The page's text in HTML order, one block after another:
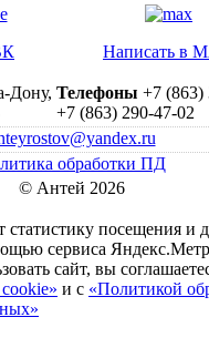
Написать в
Дону, Телефоны +7 (863)
+7 (863) 290-47-02
обработки ПД
© Антей 2026
статистику посещения и
сервиса
сайт, вы
и с «Политикой